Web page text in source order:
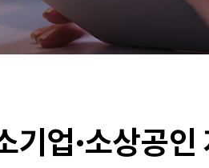
기업·소상공인